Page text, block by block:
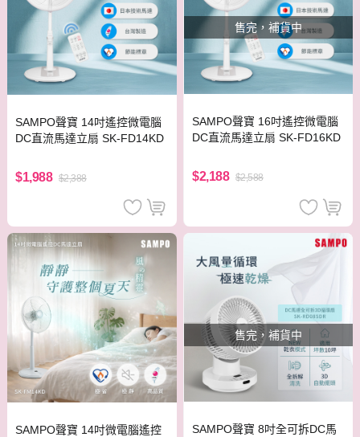
SAMPO聲寶 14吋遙控微電腦
DC直流馬達立扇 SK-FD14KD
$1,988 $2,388
售完，補貨中
SAMPO聲寶 16吋遙控微電腦
DC直流馬達立扇 SK-FD16KD
$2,188 $2,588
SAMPO聲寶 14吋微電腦遙控
售完，補貨中
SAMPO聲寶 8吋全可拆DC馬